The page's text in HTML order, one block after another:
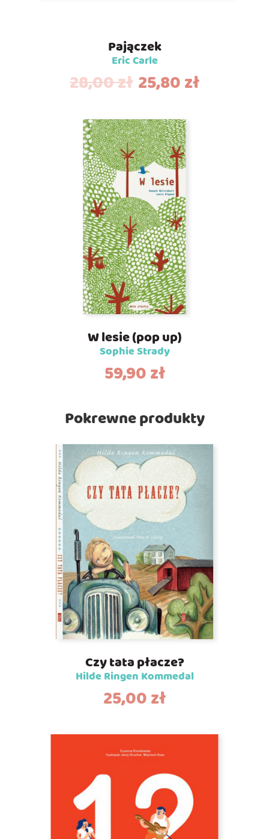
Pajączek
Eric Carle
28,00zł 25,80zł
W lesie (pop up)
Sophie Strady
59,90zł
Pokrewne produkty
Czy tata płacze?
Hilde Ringen Kommedal
25,00zł